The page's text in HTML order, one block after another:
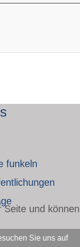
funkeln
Sie uns auf
und